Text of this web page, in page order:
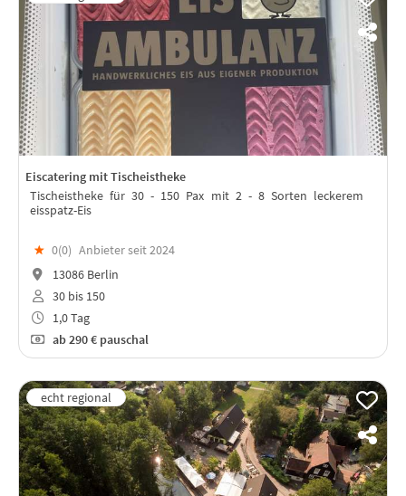
Eiscatering mit Tischeistheke
Tischeistheke für 30 - 150 Pax mit 2 - 8 Sorten leckerem
eisspatz-Eis
★ 0(0) Anbieter seit 2024
13086 Berlin
30 bis 150
1,0 Tag
ab290 € pauschal